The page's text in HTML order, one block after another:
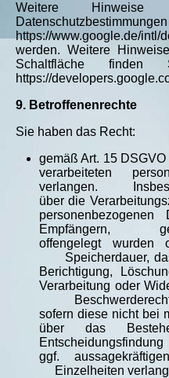
Weitere
https://www.google.de/
werden. Weitere
Schaltfläche
https://
9. Betroffenenrechte
Sie haben das Recht:
gemäß Art. 15
verarbeiteten
verlangen.
über die
Empfängern,
offengelegt wurden
Speicherdauer,
Berichtigung,
Verarbeitung oder
sofern diese nicht
über das
ggf.
Einzelheiten